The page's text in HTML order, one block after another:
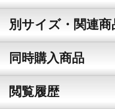
別サイズ・関連商
同時購入商品
閲覧履歴